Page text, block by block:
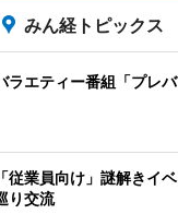
みん経トピックス
ラエティー番組「プレ
従業員向け」謎解き
り交流